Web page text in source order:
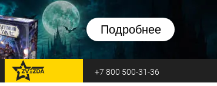
Подробнее
перейти на Zvezda +7 800 500-31-36